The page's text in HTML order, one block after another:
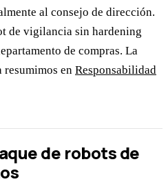
al consejo de dirección.
de vigilancia sin hardening
de compras. La
en Responsabilidad
de robots de